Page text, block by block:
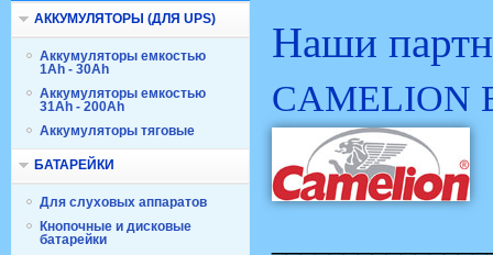
АККУМУЛЯТОРЫ (ДЛЯ UPS)
Аккумуляторы емкостью
1Ah - 30Ah
Аккумуляторы емкостью
31Ah - 200Ah
Аккумуляторы тяговые
БАТАРЕЙКИ
Для слуховых аппаратов
Кнопочные и дисковые
батарейки
Наши
CAMELION